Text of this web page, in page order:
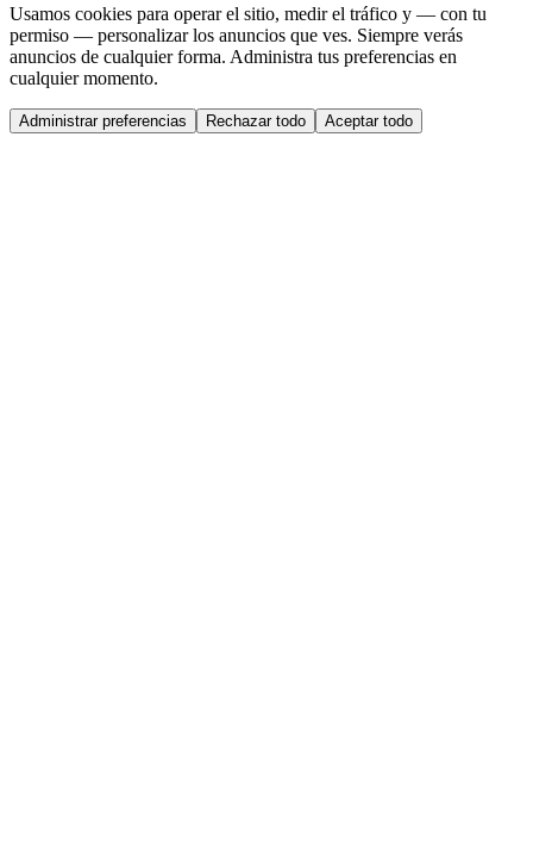
Usamos cookies para operar el sitio, medir el tráfico y — con tu
permiso — personalizar los anuncios que ves. Siempre verás
anuncios de cualquier forma. Administra tus preferencias en
cualquier momento.
Administrar preferencias Rechazar todo Aceptar todo